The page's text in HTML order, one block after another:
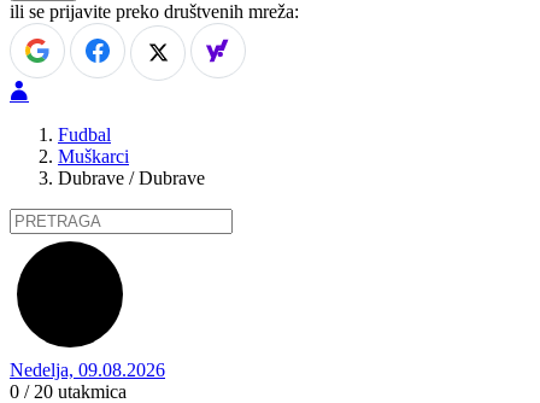
ili se prijavite preko društvenih mreža:
Fudbal
Muškarci
Dubrave / Dubrave
Nedelja, 09.08.2026
0 / 20 utakmica